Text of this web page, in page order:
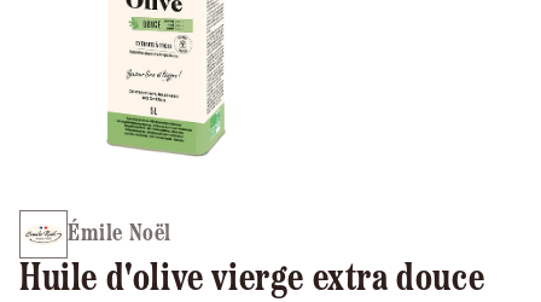
Émile Noël
Huile d'olive vierge extra douce